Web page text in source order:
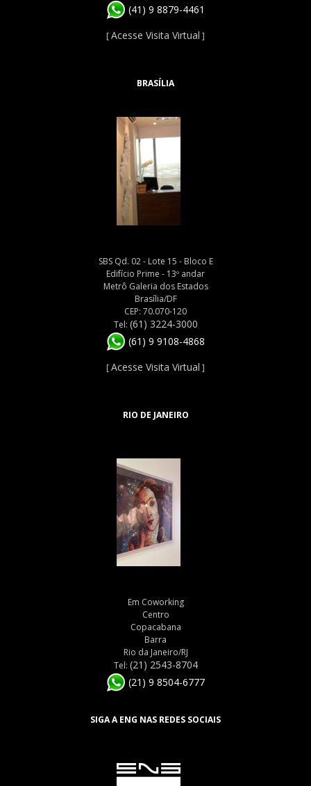
(41) 9 8879-4461
[Acesse Visita Virtual ]
BRASÍLIA
SBS Qd. 02 - Lote 15 - Bloco E
Edifício Prime - 13º andar
Metrô Galeria dos Estados
Brasília/DF
CEP: 70.070-120
Tel: (61) 3224-3000
(61) 9 9108-4868
[Acesse Visita Virtual ]
RIO DE JANEIRO
Em Coworking
Centro
Copacabana
Barra
Rio da Janeiro/RJ
Tel: (21) 2543-8704
(21) 9 8504-6777
SIGA A ENG NAS REDES SOCIAIS